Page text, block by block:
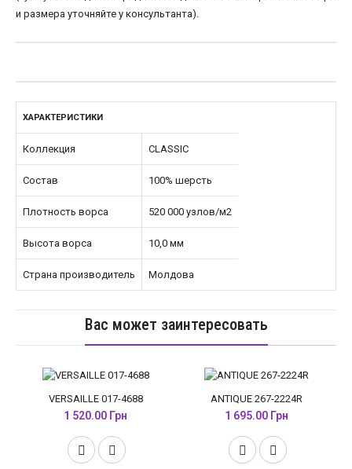
и размера уточняйте у консультанта).
ХАРАКТЕРИСТИКИ
Коллекция CLASSIC
Состав 100% шерсть
Плотность ворса 520 000 узлов/м2
Высота ворса 10,0 мм
Страна производитель Молдова
Вас может заинтересовать
VERSAILLE 017-4688
1 520.00 Грн
ANTIQUE 267-2224R
1 695.00 Грн